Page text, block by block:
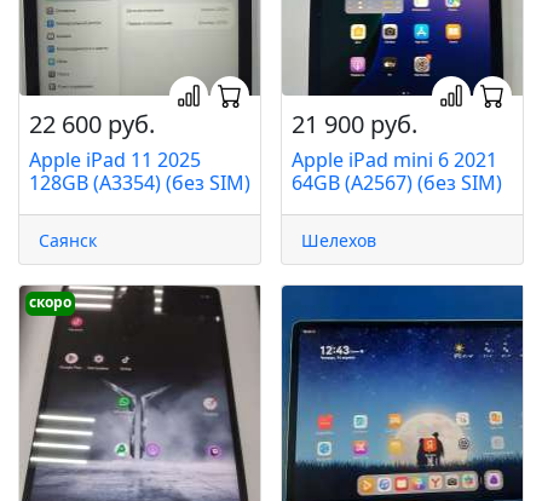
22 600 руб.
Apple iPad 11 2025
128GB (A3354) (без SIM)
Саянск
21 900 руб.
Apple iPad mini 6 2021
64GB (A2567) (без SIM)
Шелехов
скоро